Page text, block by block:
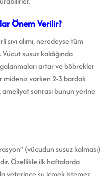
Önem Verilir?
alımı, neredeyse tüm
susuz kaldığında
artar ve böbrekler
mideniz varken 2-3 bardak
sonrası bunun yerine
(vücudun susuz kalması)
Özellikle ilk haftalarda